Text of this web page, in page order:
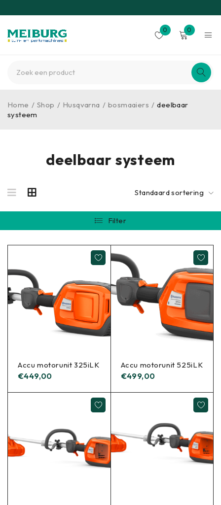
0 0
deelbaar systeem
Home / Shop / Husqvarna / bosmaaiers / deelbaar
systeem
Standaard sortering
Filter
Accu motorunit 325iLK
€449,00
Accu motorunit 525iLK
€499,00